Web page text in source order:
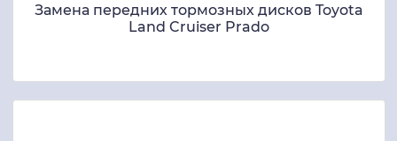
Замена передних тормозных дисков Toyota
Land Cruiser Prado